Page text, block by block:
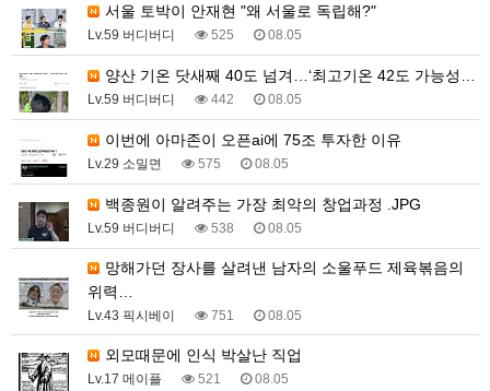
서울 토박이 안재현 "왜 서울로 독립해?"
Lv.59 버디버디 525 08.05
양산 기온 닷새째 40도 넘겨…‘최고기온 42도 가능성…
Lv.59 버디버디 442 08.05
이번에 아마존이 오픈ai에 75조 투자한 이유
Lv.29 소밀면 575 08.05
백종원이 알려주는 가장 최악의 창업과정 .JPG
Lv.59 버디버디 538 08.05
위력…
Lv.43 픽시베이 751 08.05
외모때문에 인식 박살난 직업
Lv.17 메이플 521 08.05